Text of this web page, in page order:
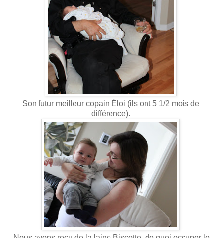
Son futur meilleur copain Éloi (ils ont 5 1/2 mois de
différence).